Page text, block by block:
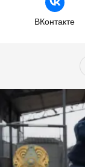
ВКонтакте